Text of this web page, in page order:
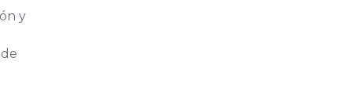
y